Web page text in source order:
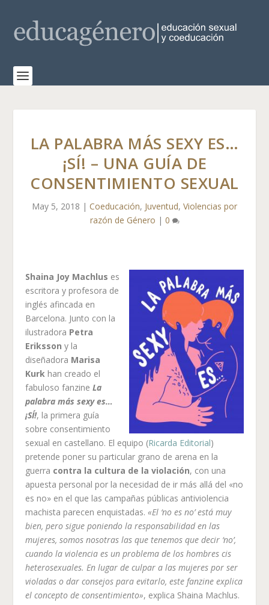
LA PALABRA MÁS SEXY ES…
¡SÍ! – UNA GUÍA DE
CONSENTIMIENTO SEXUAL
May 5, 2018 | Coeducación, Juventud, Violencias por
razón de Género | 0
Shaina Joy Machlus es
escritora y profesora de
inglés afincada en
Barcelona. Junto con la
ilustradora Petra
Eriksson y la
diseñadora Marisa
Kurk han creado el
fabuloso fanzineLa
palabra más sexy es…
¡SÍ!, la primera guía
sobre consentimiento
sexual en castellano. El equipo (Ricarda Editorial)
pretende poner su particular grano de arena en la
guerra contra la cultura de la violación, con una
apuesta personal por la necesidad de ir más allá del «no
es no» en el que las campañas públicas antiviolencia
machista parecen enquistadas.«El ‘no es no’ está muy
bien, pero sigue poniendo la responsabilidad en las
mujeres, somos nosotras las que tenemos que decir ‘no’,
cuando la violencia es un problema de los hombres cis
heterosexuales. En lugar de culpar a las mujeres por ser
violadas o dar consejos para evitarlo, este fanzine explica
el concepto de consentimiento», explica Shaina Machlus.